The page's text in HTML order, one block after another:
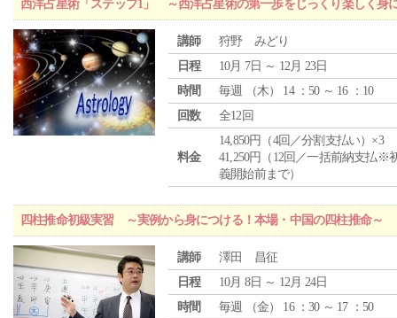
西洋占星術「ステップ1」 ～西洋占星術の第一歩をじっくり楽しく身
講師
狩野 みどり
日程
10月 7日 ～ 12月 23日
時間
毎週 （木） 14 ：50 ～ 16 ：10
回数
全12回
料金
14,850円（4回／分割支払い）×3
41,250円（12回／一括前納支払※
義開始前まで）
四柱推命初級実習 ～実例から身につける！本場・中国の四柱推命～
講師
澤田 昌征
日程
10月 8日 ～ 12月 24日
時間
毎週 （金） 16 ：30 ～ 17 ：50